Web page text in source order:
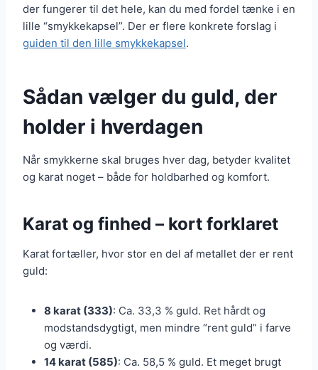
der fungerer til det hele, kan du med fordel tænke i en
lille “smykkekapsel”. Der er flere konkrete forslag i
guiden til den lille smykkekapsel.
Sådan vælger du guld, der
holder i hverdagen
Når smykkerne skal bruges hver dag, betyder kvalitet
og karat noget – både for holdbarhed og komfort.
Karat og finhed – kort forklaret
Karat fortæller, hvor stor en del af metallet der er rent
guld:
8 karat (333): Ca. 33,3 % guld. Ret hårdt og
modstandsdygtigt, men mindre “rent guld” i farve
og værdi.
14 karat (585): Ca. 58,5 % guld. Et meget brugt